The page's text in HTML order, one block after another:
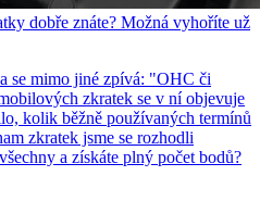
dobře znáte? Možná vyhoříte už
se mimo jiné zpívá: "OHC či
zkratek se v ní objevuje
kolik běžně používaných termínů
zkratek jsme se rozhodli
a získáte plný počet bodů?